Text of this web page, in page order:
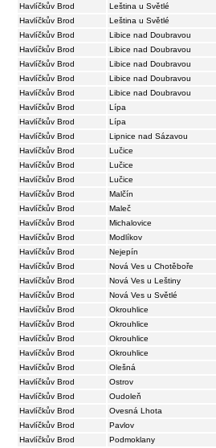
Havlíčkův Brod
Leština u Světlé
Havlíčkův Brod
Leština u Světlé
Havlíčkův Brod
Libice nad Doubravou
Havlíčkův Brod
Libice nad Doubravou
Havlíčkův Brod
Libice nad Doubravou
Havlíčkův Brod
Libice nad Doubravou
Havlíčkův Brod
Libice nad Doubravou
Havlíčkův Brod
Lípa
Havlíčkův Brod
Lípa
Havlíčkův Brod
Lipnice nad Sázavou
Havlíčkův Brod
Lučice
Havlíčkův Brod
Lučice
Havlíčkův Brod
Lučice
Havlíčkův Brod
Malčín
Havlíčkův Brod
Maleč
Havlíčkův Brod
Michalovice
Havlíčkův Brod
Modlíkov
Havlíčkův Brod
Nejepín
Havlíčkův Brod
Nová Ves u Chotěboře
Havlíčkův Brod
Nová Ves u Leštiny
Havlíčkův Brod
Nová Ves u Světlé
Havlíčkův Brod
Okrouhlice
Havlíčkův Brod
Okrouhlice
Havlíčkův Brod
Okrouhlice
Havlíčkův Brod
Okrouhlice
Havlíčkův Brod
Olešná
Havlíčkův Brod
Ostrov
Havlíčkův Brod
Oudoleň
Havlíčkův Brod
Ovesná Lhota
Havlíčkův Brod
Pavlov
Havlíčkův Brod
Podmoklany